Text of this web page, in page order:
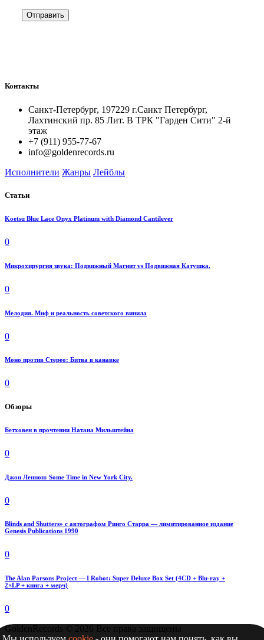
Контакты
Санкт-Петербург, 197229 г.Санкт Петербург,
Лахтинский пр. 85 Лит. B ТРК "Гарден Сити" 2-й
этаж
+7 (911) 955-77-67
info@goldenrecords.ru
Исполнители Жанры Лейблы
Статьи
Koetsu Blue Lace Onyx Platinum with Diamond Cantilever
0
Микрохирургия звука: Подвижный Магнит vs Подвижная Катушка.
0
Мелодия. Миф и реальность советского винила
0
Моно против Стерео: Битва в канавке
0
Обзоры
Бетховен в прочтении Натана Мильштейна
0
Джон Леннон: Some Time in New York City.
0
Blinds and Shutters» с автографом Ринго Старра — лимитированное издание
Genesis Publications 1990
0
The Alan Parsons Project — I Robot: Super Deluxe Box Set (4CD + Blu-ray +
2×LP + книга + мерч)
0
GoldenRecords © 2026 Все права защищены